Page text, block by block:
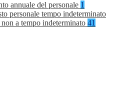
annuale del personale 1
personale tempo indeterminato
non a tempo indeterminato 41